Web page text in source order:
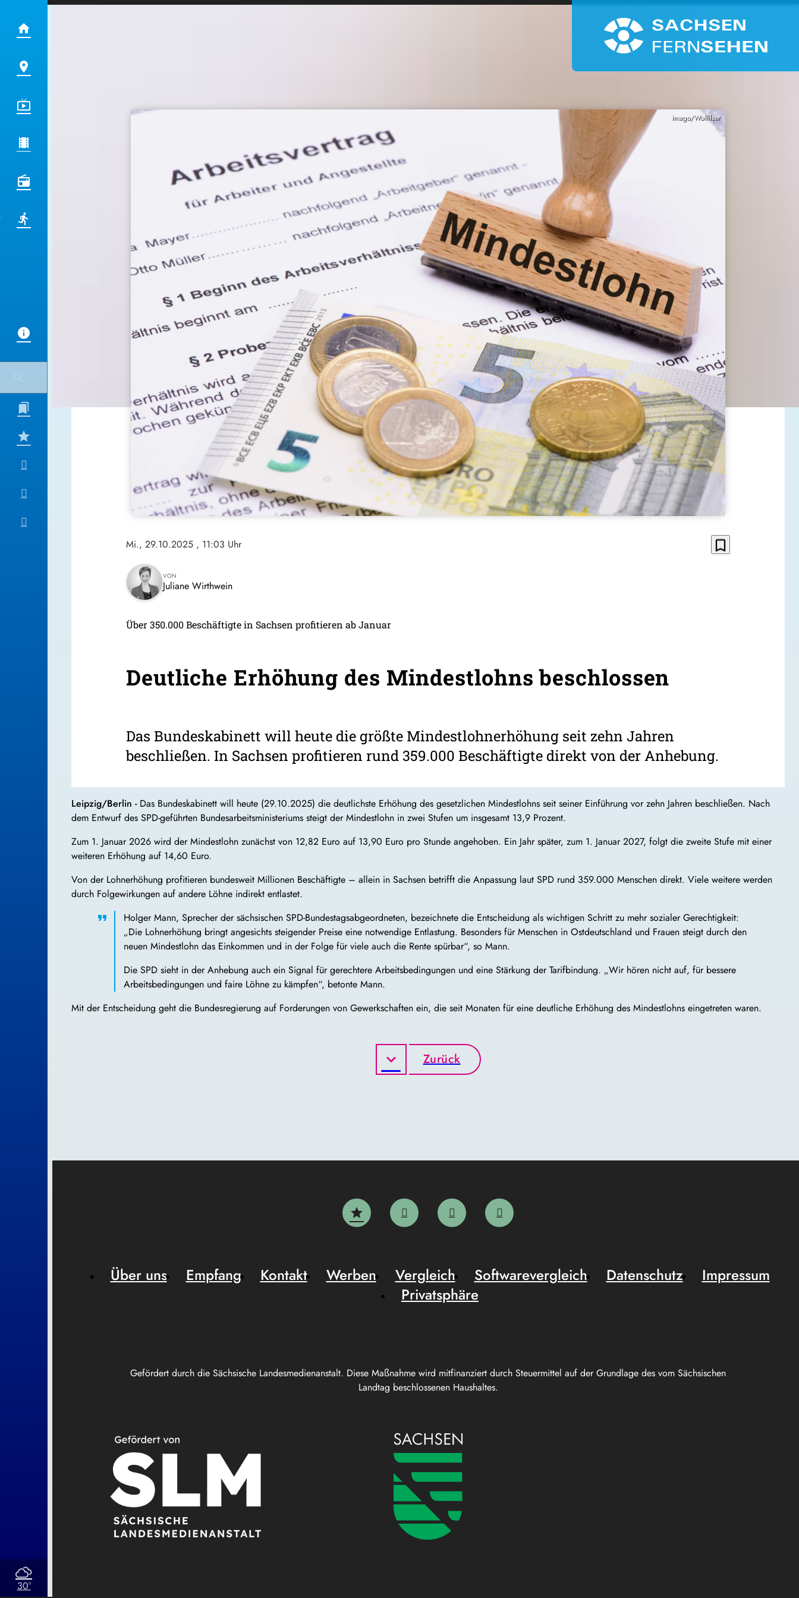
30°
imago/Wolfilser
Mi., 29.10.2025 , 11:03 Uhr bookmark_border
VON
Juliane Wirthwein
Über 350.000 Beschäftigte in Sachsen profitieren ab Januar
Deutliche Erhöhung des Mindestlohns beschlossen
Das Bundeskabinett will heute die größte Mindestlohnerhöhung seit zehn Jahren
beschließen. In Sachsen profitieren rund 359.000 Beschäftigte direkt von der Anhebung.
Leipzig/Berlin -Das Bundeskabinett will heute (29.10.2025) die deutlichste Erhöhung des gesetzlichen Mindestlohns seit seiner Einführung vor zehn Jahren beschließen. Nach
dem Entwurf des SPD-geführten Bundesarbeitsministeriums steigt der Mindestlohn in zwei Stufen um insgesamt 13,9 Prozent.
Zum 1. Januar 2026 wird der Mindestlohn zunächst von 12,82 Euro auf 13,90 Euro pro Stunde angehoben. Ein Jahr später, zum 1. Januar 2027, folgt die zweite Stufe mit einer
weiteren Erhöhung auf 14,60 Euro.
Von der Lohnerhöhung profitieren bundesweit Millionen Beschäftigte – allein in Sachsen betrifft die Anpassung laut SPD rund 359.000 Menschen direkt. Viele weitere werden
durch Folgewirkungen auf andere Löhne indirekt entlastet.
Holger Mann, Sprecher der sächsischen SPD-Bundestagsabgeordneten, bezeichnete die Entscheidung als wichtigen Schritt zu mehr sozialer Gerechtigkeit:
„Die Lohnerhöhung bringt angesichts steigender Preise eine notwendige Entlastung. Besonders für Menschen in Ostdeutschland und Frauen steigt durch den
neuen Mindestlohn das Einkommen und in der Folge für viele auch die Rente spürbar“, so Mann.
Die SPD sieht in der Anhebung auch ein Signal für gerechtere Arbeitsbedingungen und eine Stärkung der Tarifbindung. „Wir hören nicht auf, für bessere
Arbeitsbedingungen und faire Löhne zu kämpfen“, betonte Mann.
Mit der Entscheidung geht die Bundesregierung auf Forderungen von Gewerkschaften ein, die seit Monaten für eine deutliche Erhöhung des Mindestlohns eingetreten waren.
Zurück
Gefördert durch die Sächsische Landesmedienanstalt. Diese Maßnahme wird mitfinanziert durch Steuermittel auf der Grundlage des vom Sächsischen
Landtag beschlossenen Haushaltes.
Über uns Empfang Kontakt Werben Vergleich Softwarevergleich Datenschutz
Impressum
Privatsphäre